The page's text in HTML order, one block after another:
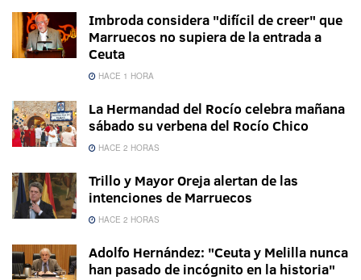
Imbroda considera "difícil de creer" que
Marruecos no supiera de la entrada a
Ceuta
HACE 1 HORA
La Hermandad del Rocío celebra mañana
sábado su verbena del Rocío Chico
HACE 2 HORAS
Trillo y Mayor Oreja alertan de las
intenciones de Marruecos
HACE 2 HORAS
Adolfo Hernández: "Ceuta y Melilla nunca
han pasado de incógnito en la historia"